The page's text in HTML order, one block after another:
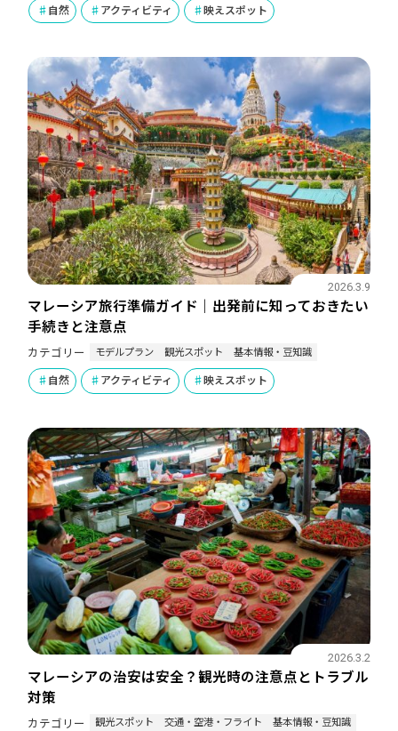
自然 アクティビティ 映えスポット
マレーシア旅行準備ガイド｜出発前に知っておきたい
手続きと注意点
2026.3.9
カテゴリー モデルプラン 観光スポット 基本情報・豆知識
自然 アクティビティ 映えスポット
マレーシアの治安は安全？観光時の注意点とトラブル
対策
2026.3.2
カテゴリー 観光スポット 交通・空港・フライト 基本情報・豆知識